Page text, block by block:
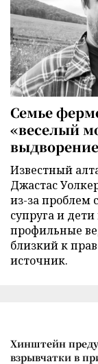
Семье
«веселый
Известный
Джастас
из-за проблем
супруга и
профильные
близкий к
источник.
Хинштейн
взрывчатки в